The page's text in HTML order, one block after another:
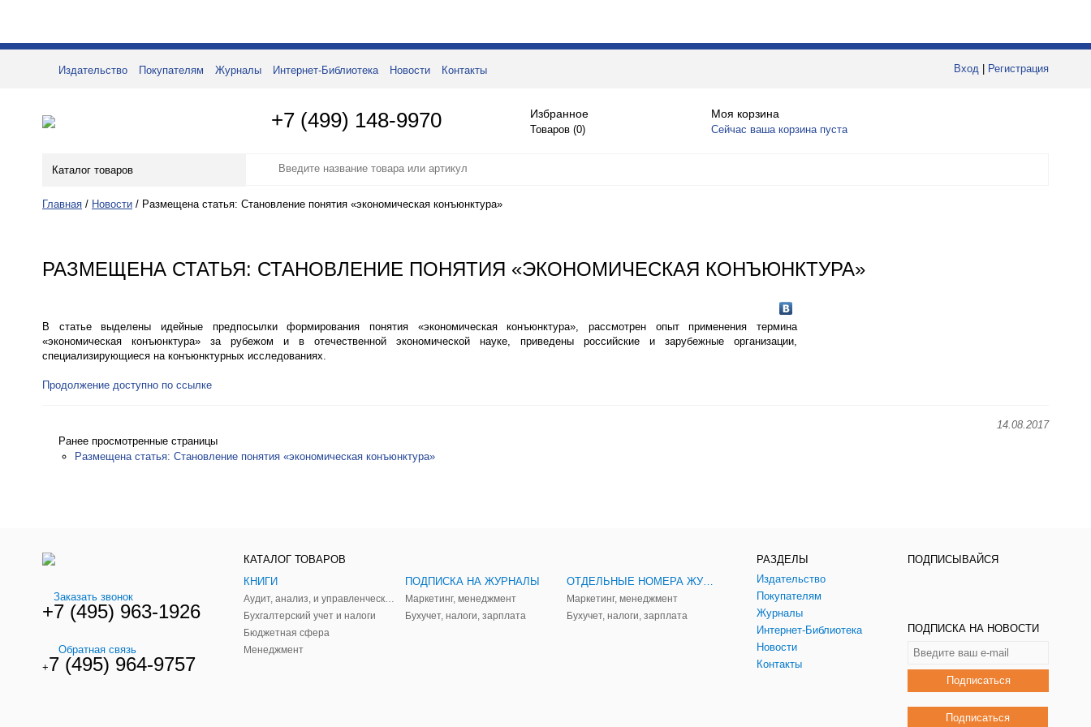
Вход Регистрация
Издательство Покупателям Журналы Интернет-Библиотека Новости Контакты
+7 (499) 148-9970 Избранное
Товаров (0)
Моя корзина
Сейчас ваша корзина пуста
Каталог товаров
Главная / Новости / Размещена статья: Становление понятия «экономическая конъюнктура»
РАЗМЕЩЕНА СТАТЬЯ: СТАНОВЛЕНИЕ ПОНЯТИЯ «ЭКОНОМИЧЕСКАЯ КОНЪЮНКТУРА»
В статье выделены идейные предпосылки формирования понятия «экономическая конъюнктура», рассмотрен опыт применения термина
«экономическая конъюнктура» за рубежом и в отечественной экономической науке, приведены российские и зарубежные организации,
специализирующиеся на конъюнктурных исследованиях.
Продолжение доступно по ссылке
14.08.2017
Ранее просмотренные страницы
Размещена статья: Становление понятия «экономическая конъюнктура»
Заказать звонок
+7 (495) 963-1926
Обратная связь
+7 (495) 964-9757
КАТАЛОГ ТОВАРОВ
КНИГИ
Аудит, анализ, и управленческий учет
Бухгалтерский учет и налоги
Бюджетная сфера
Менеджмент
ПОДПИСКА НА ЖУРНАЛЫ
Маркетинг, менеджмент
Бухучет, налоги, зарплата
ОТДЕЛЬНЫЕ НОМЕРА ЖУРНАЛОВ
Маркетинг, менеджмент
Бухучет, налоги, зарплата
РАЗДЕЛЫ
Издательство
Покупателям
Журналы
Интернет-Библиотека
Новости
Контакты
ПОДПИСЫВАЙСЯ
ПОДПИСКА НА НОВОСТИ
Подписаться
Подписаться